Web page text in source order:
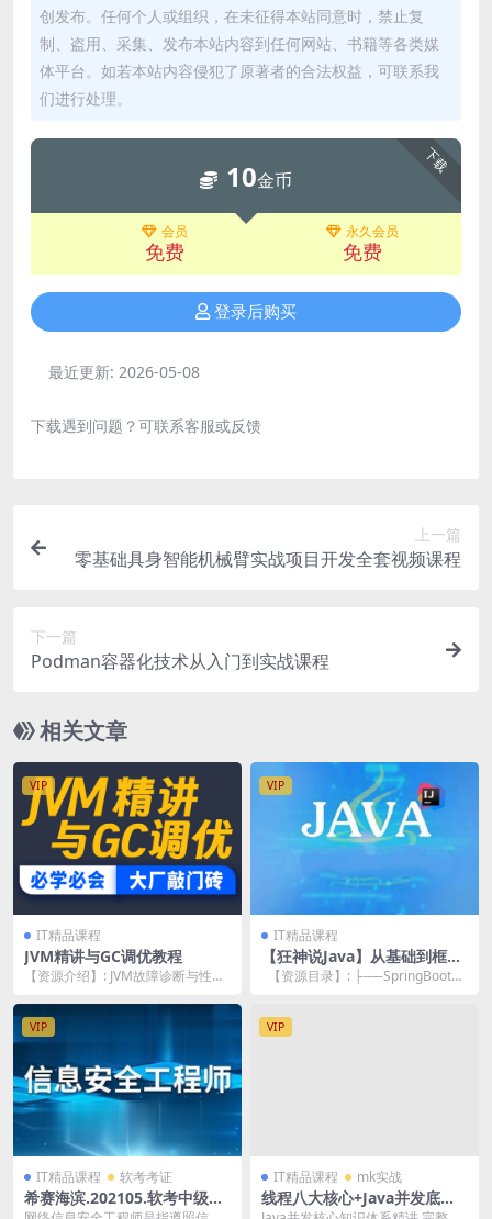
创发布。任何个人或组织，在未征得本站同意时，禁止复
制、盗用、采集、发布本站内容到任何网站、书籍等各类媒
体平台。如若本站内容侵犯了原著者的合法权益，可联系我
们进行处理。
下载
10金币
会员
免费
永久会员
免费
登录后购买
最近更新: 2026-05-08
下载遇到问题？可联系客服或反馈
上一篇
零基础具身智能机械臂实战项目开发全套视频课程
下一篇
Podman容器化技术从入门到实战课程
相关文章
VIP
IT精品课程
JVM精讲与GC调优教程
【资源介绍】: JVM故障诊断与性能
的必备技能，更...
VIP
IT精品课程
【狂神说Java】从基础到框架
到实战
【资源目录】: ├──SpringBoot项
VIP
IT精品课程 软考考证
希赛海滨.202105.软考中级信
息安全工程师 | 完结
VIP
IT精品课程 mk实战
线程八大核心+Java并发底层
原理精讲 掌握企业级并发问题